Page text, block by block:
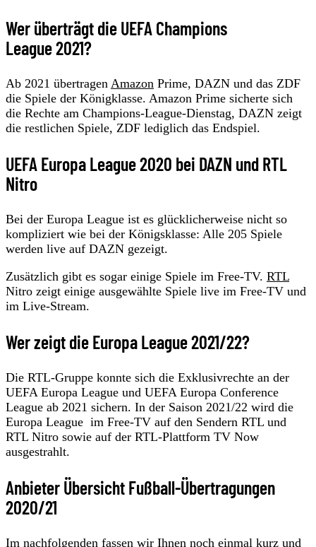
Wer überträgt die UEFA Champions
League 2021?
Ab 2021 übertragen Amazon Prime, DAZN und das ZDF
die Spiele der Königklasse. Amazon Prime sicherte sich
die Rechte am Champions-League-Dienstag, DAZN zeigt
die restlichen Spiele, ZDF lediglich das Endspiel.
UEFA Europa League 2020 bei DAZN und RTL
Nitro
Bei der Europa League ist es glücklicherweise nicht so
kompliziert wie bei der Königsklasse: Alle 205 Spiele
werden live auf DAZN gezeigt.
Zusätzlich gibt es sogar einige Spiele im Free-TV. RTL
Nitro zeigt einige ausgewählte Spiele live im Free-TV und
im Live-Stream.
Wer zeigt die Europa League 2021/22?
Die RTL-Gruppe konnte sich die Exklusivrechte an der
UEFA Europa League und UEFA Europa Conference
League ab 2021 sichern. In der Saison 2021/22 wird die
Europa League im Free-TV auf den Sendern RTL und
RTL Nitro sowie auf der RTL-Plattform TV Now
ausgestrahlt.
Anbieter Übersicht Fußball-Übertragungen
2020/21
Im nachfolgenden fassen wir Ihnen noch einmal kurz und